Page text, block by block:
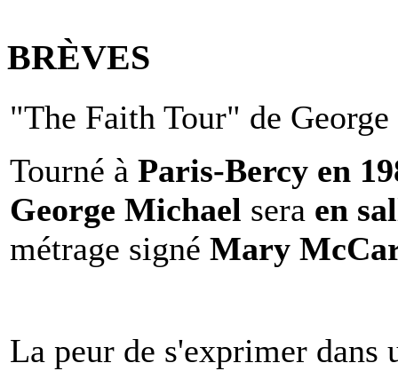
BRÈVES
"The Faith Tour" de
Tourné à Paris-Bercy en
George Michael sera en
métrage signé Mary
La peur de s'exprimer dans